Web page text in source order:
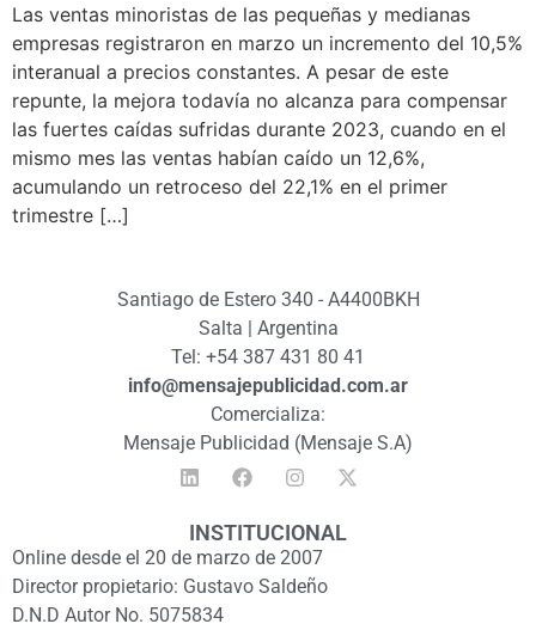
Las ventas minoristas de las pequeñas y medianas
empresas registraron en marzo un incremento del 10,5%
interanual a precios constantes. A pesar de este
repunte, la mejora todavía no alcanza para compensar
las fuertes caídas sufridas durante 2023, cuando en el
mismo mes las ventas habían caído un 12,6%,
acumulando un retroceso del 22,1% en el primer
trimestre […]
Santiago de Estero 340 - A4400BKH
Salta | Argentina
Tel: +54 387 431 80 41
info@mensajepublicidad.com.ar
Comercializa:
Mensaje Publicidad (Mensaje S.A)
INSTITUCIONAL
Online desde el 20 de marzo de 2007
Director propietario: Gustavo Saldeño
D.N.D Autor No. 5075834